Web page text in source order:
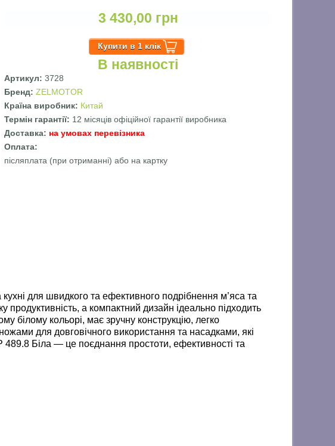
3 430,00 грн
В наявності
Артикул:3728
Бренд:ZELMOTOR
Країна виробник: Китай
Термін гарантії: 12 місяців офіційної гарантії виробника
Доставка: на умовах перевізника
Оплата:
післяплата (при отриманні) або на картку
для швидкого та ефективного подрібнення м’яса та
продуктивність, а компактний дизайн ідеально підходить
білому кольорі, має зручну конструкцію, легко
для довговічного використання та насадками, які
Біла — це поєднання простоти, ефективності та